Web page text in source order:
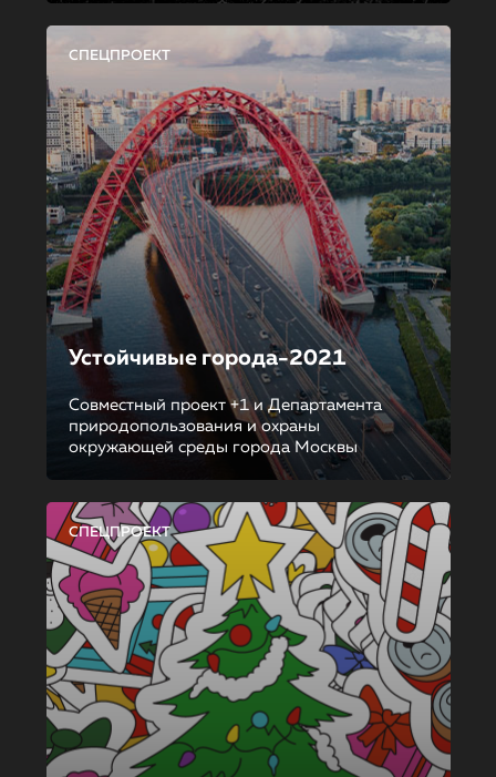
СПЕЦПРОЕКТ
Устойчивые города-2021
Совместный проект +1 и Департамента
природопользования и охраны
окружающей среды города Москвы
СПЕЦПРОЕКТ